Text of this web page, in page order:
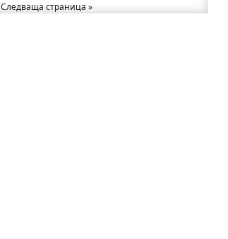
Родов оброк събра поколения под
Следваща страница »